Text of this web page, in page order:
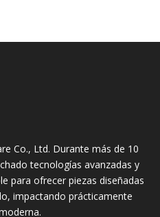
Co., Ltd. Durante más de 10
tecnologías avanzadas y
para ofrecer piezas diseñadas
impactando prácticamente